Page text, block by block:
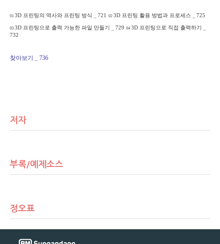
01 3D 프린팅의 역사와 프린팅 방식 721 02 3D 프린팅 활용 방법과 프로세스 725
03 3D 프린팅으로 출력 가능한 파일 만들기 729 04 3D 프린팅으로 직접 출력하기
732
찾아보기 736
저자
부록/예제소스
정오표